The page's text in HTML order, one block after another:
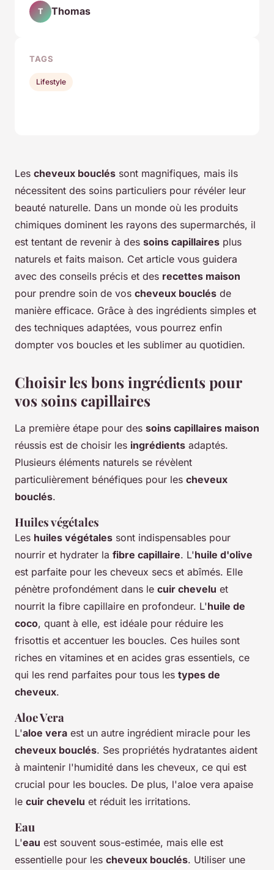
Les cheveux bouclés sont magnifiques, mais ils
nécessitent des soins particuliers pour révéler leur
beauté naturelle. Dans un monde où les produits
chimiques dominent les rayons des supermarchés, il
est tentant de revenir à des soins capillaires plus
naturels et faits maison. Cet article vous guidera
avec des conseils précis et des recettes maison
pour prendre soin de vos cheveux bouclés de
manière efficace. Grâce à des ingrédients simples et
des techniques adaptées, vous pourrez enfin
dompter vos boucles et les sublimer au quotidien.
Choisir les bons ingrédients pour
vos soins capillaires
La première étape pour des soins capillaires maison
réussis est de choisir les ingrédients adaptés.
Plusieurs éléments naturels se révèlent
particulièrement bénéfiques pour les cheveux
bouclés.
Huiles végétales
Les huiles végétales sont indispensables pour
nourrir et hydrater la fibre capillaire. L'huile d'olive
est parfaite pour les cheveux secs et abîmés. Elle
pénètre profondément dans le cuir chevelu et
nourrit la fibre capillaire en profondeur. L'huile de
coco, quant à elle, est idéale pour réduire les
frisottis et accentuer les boucles. Ces huiles sont
riches en vitamines et en acides gras essentiels, ce
qui les rend parfaites pour tous les types de
cheveux.
Aloe Vera
L'aloe vera est un autre ingrédient miracle pour les
cheveux bouclés. Ses propriétés hydratantes aident
à maintenir l'humidité dans les cheveux, ce qui est
crucial pour les boucles. De plus, l'aloe vera apaise
le cuir chevelu et réduit les irritations.
Eau
L'eau est souvent sous-estimée, mais elle est
essentielle pour les cheveux bouclés. Utiliser une
T Thomas
TAGS
Lifestyle